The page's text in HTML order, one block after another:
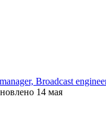
Broadcast
14 мая